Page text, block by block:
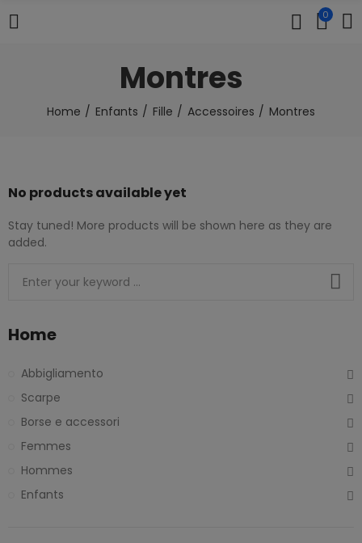
0
Montres
Home Enfants Fille Accessoires Montres
No products available yet
Stay tuned! More products will be shown here as they are
added.
Home
Abbigliamento
Scarpe
Borse e accessori
Femmes
Hommes
Enfants